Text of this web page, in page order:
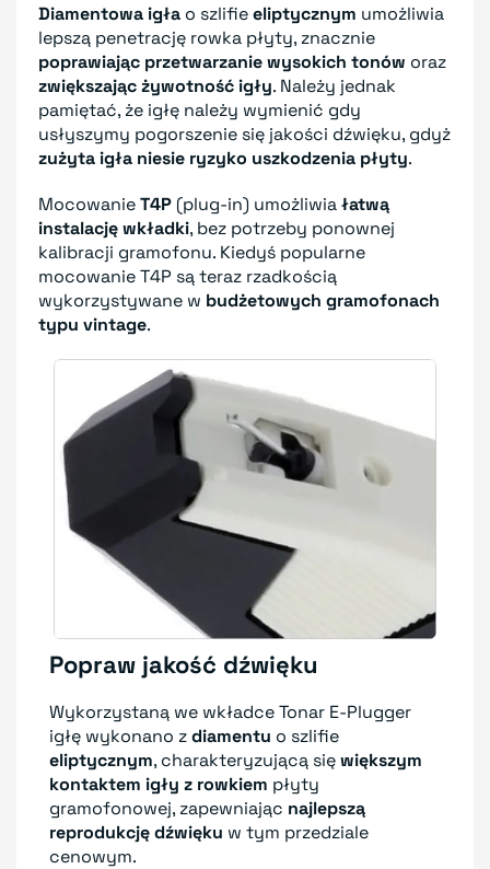
Diamentowa igła o szlifieeliptycznym umożliwia
lepszą penetrację rowka płyty, znacznie
poprawiając przetwarzanie wysokich tonów oraz
zwiększając żywotność igły. Należy jednak
pamiętać, że igłę należy wymienić gdy
usłyszymy pogorszenie się jakości dźwięku, gdyż
zużyta igła niesie ryzyko uszkodzenia płyty.
MocowanieT4P (plug-in) umożliwiałatwą
instalację wkładki, bez potrzeby ponownej
kalibracji gramofonu. Kiedyś popularne
mocowanie T4P są teraz rzadkością
wykorzystywane w budżetowych gramofonach
typu vintage.
Popraw jakość dźwięku
Wykorzystaną we wkładce Tonar E-Plugger
igłę wykonano zdiamentu o szlifie
eliptycznym, charakteryzującą sięwiększym
kontaktem igły z rowkiem płyty
gramofonowej, zapewniając najlepszą
reprodukcję dźwięku w tym przedziale
cenowym.